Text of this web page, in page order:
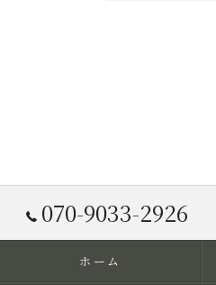
070-9033-2926
ホーム